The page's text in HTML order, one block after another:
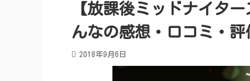
【放課後ミッドナイタ
んなの感想・口コミ・評
2018年9月6日